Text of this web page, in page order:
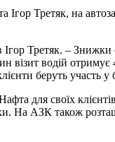
Третяк, на
Третяк. –
візит водій
беруть участь
для своїх
На АЗК також